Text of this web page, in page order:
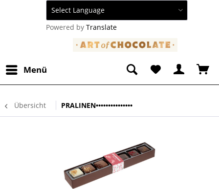
Powered byTranslate
Menü
Übersicht PRALINEN•••••••••••••••